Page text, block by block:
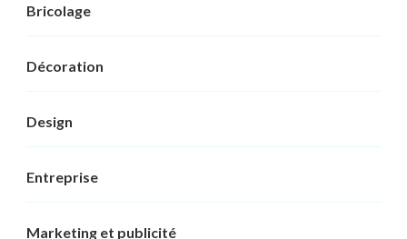
Bricolage
Décoration
Design
Entreprise
Marketing et publicité